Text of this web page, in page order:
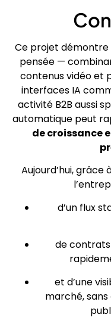
Ce projet démontre
pensée —
contenus vidéo et
interfaces IA
activité B2B aussi
automatique peut
de croissance
Aujourd’hui,
d’un flux
de
et d’une
marché,